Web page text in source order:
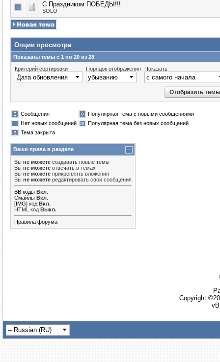
С Праздником ПОБЕДЫ!!!
SOLO
Опции просмотра
Показаны темы с 1 по 20 из 28
Критерий сортировки
Порядок отображения Показать
Сообщения
Популярная тема с новыми сообщениями
Нет новых сообщений
Популярная тема без новых сообщений
Тема закрыта
Ваши права в разделе
Вы не можете создавать новые темы
Вы не можете отвечать в темах
Вы не можете прикреплять вложения
Вы не можете редактировать свои сообщения
BB коды Вкл.
Смайлы Вкл.
[IMG] код Вкл.
HTML код Выкл.
Правила форума
Copyright